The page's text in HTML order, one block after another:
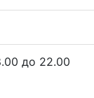
до 22.00